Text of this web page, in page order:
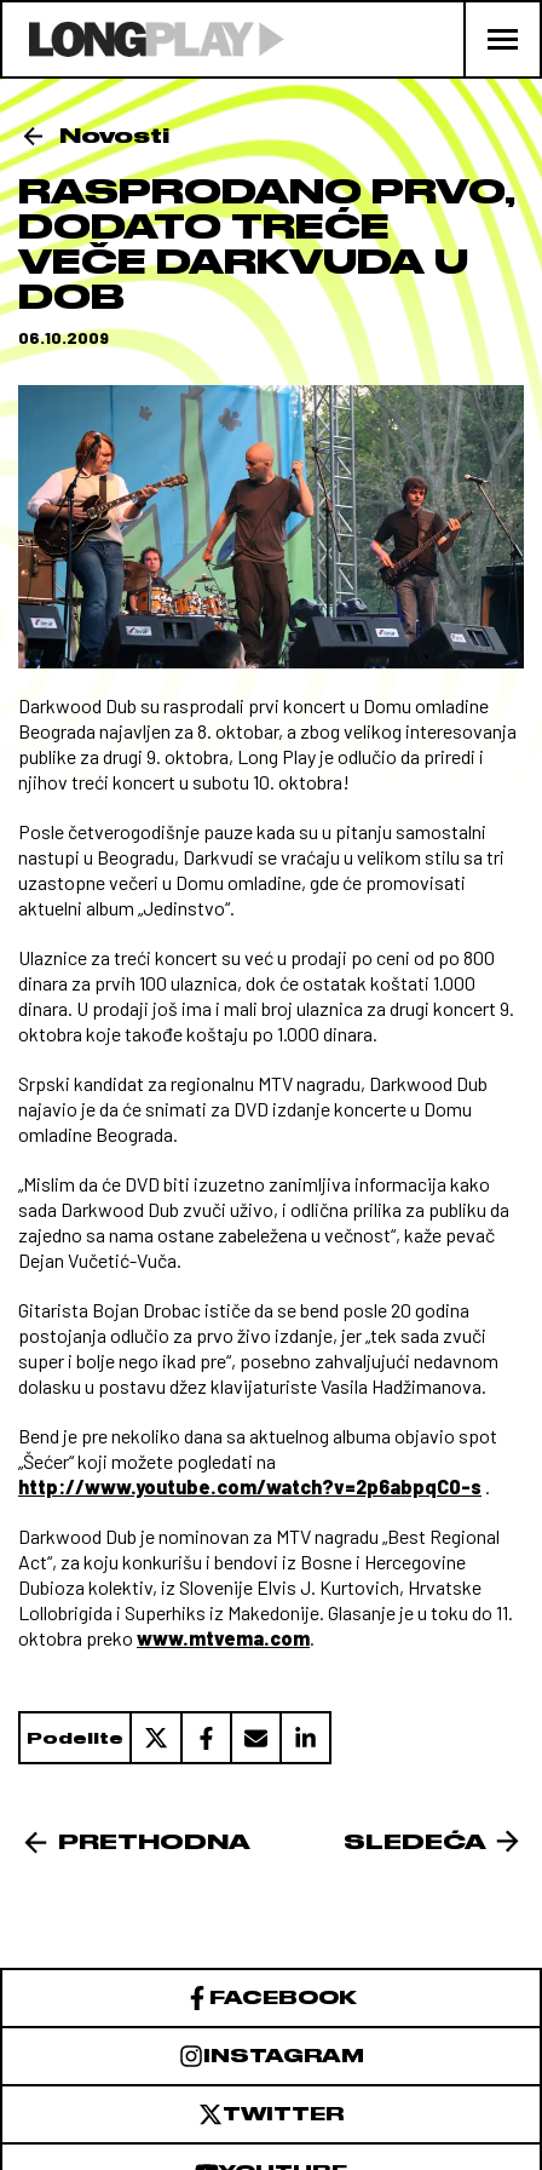
Novosti
RASPRODANO PRVO,
DODATO TREĆE
VEČE DARKVUDA U
DOB
06.10.2009
Darkwood Dub su rasprodali prvi koncert u Domu omladine
Beograda najavljen za 8. oktobar, a zbog velikog interesovanja
publike za drugi 9. oktobra, Long Play je odlučio da priredi i
njihov treći koncert u subotu 10. oktobra!
Posle četverogodišnje pauze kada su u pitanju samostalni
nastupi u Beogradu, Darkvudi se vraćaju u velikom stilu sa tri
uzastopne večeri u Domu omladine, gde će promovisati
aktuelni album „Jedinstvo“.
Ulaznice za treći koncert su već u prodaji po ceni od po 800
dinara za prvih 100 ulaznica, dok će ostatak koštati 1.000
dinara. U prodaji još ima i mali broj ulaznica za drugi koncert 9.
oktobra koje takođe koštaju po 1.000 dinara.
Srpski kandidat za regionalnu MTV nagradu, Darkwood Dub
najavio je da će snimati za DVD izdanje koncerte u Domu
omladine Beograda.
„Mislim da će DVD biti izuzetno zanimljiva informacija kako
sada Darkwood Dub zvuči uživo, i odlična prilika za publiku da
zajedno sa nama ostane zabeležena u večnost“, kaže pevač
Dejan Vučetić-Vuča.
Gitarista Bojan Drobac ističe da se bend posle 20 godina
postojanja odlučio za prvo živo izdanje, jer „tek sada zvuči
super i bolje nego ikad pre“, posebno zahvaljujući nedavnom
dolasku u postavu džez klavijaturiste Vasila Hadžimanova.
Bend je pre nekoliko dana sa aktuelnog albuma objavio spot
„Šećer“ koji možete pogledati na
http://www.youtube.com/watch?v=2p6abpqC0-s .
Darkwood Dub je nominovan za MTV nagradu „Best Regional
Act“, za koju konkurišu i bendovi iz Bosne i Hercegovine
Dubioza kolektiv, iz Slovenije Elvis J. Kurtovich, Hrvatske
Lollobrigida i Superhiks iz Makedonije. Glasanje je u toku do 11.
oktobra preko www.mtvema.com.
Podelite
PRETHODNA SLEDEĆA
FACEBOOK
INSTAGRAM
TWITTER